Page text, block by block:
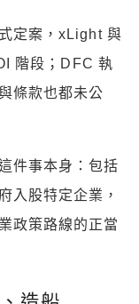
定案，xLight 與
階段；DFC 執
條款也都未公
件事本身：包括
入股特定企業，
政策路線的正當